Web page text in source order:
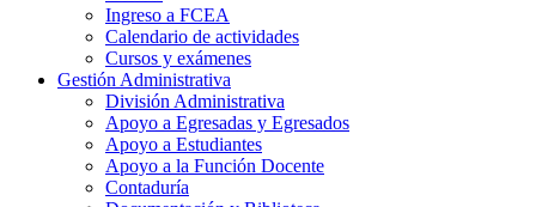
Ingreso a FCEA
Calendario de actividades
Cursos y exámenes
Gestión Administrativa
División Administrativa
Apoyo a Egresadas y Egresados
Apoyo a Estudiantes
Apoyo a la Función Docente
Contaduría